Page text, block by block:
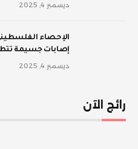
ديسمبر 4, 2025
إصابات جسيمة
ديسمبر 4, 2025
رائج الآن